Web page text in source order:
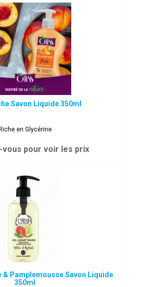
Savon Liquide 350ml
Riche en Glycérine
vous pour voir les prix
& Pamplemousse Savon Liquide
350ml